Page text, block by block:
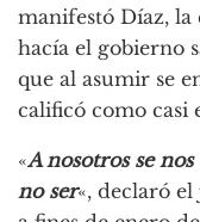
manifestó Díaz, la
hacía el gobierno
que al asumir se
calificó como casi
«A nosotros se
no ser«, declaró